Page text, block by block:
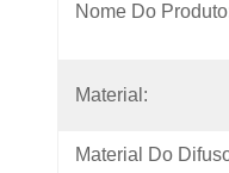
Nome Do
Material:
Material Do